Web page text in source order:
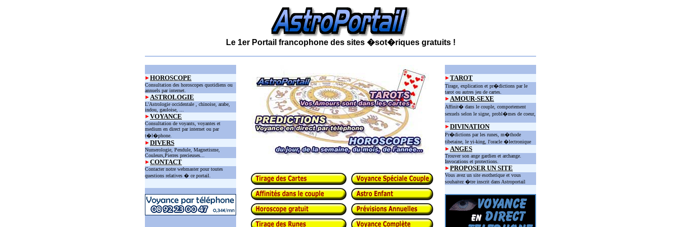
Le 1er Portail francophone des sites �sot�riques gratuits !
HOROSCOPE
Consultation des horoscopes quotidiens ou
annuels par internet.
ASTROLOGIE
L'Astrologie occidentale , chinoise, arabe,
indou, gauloise, ...
VOYANCE
Consultation de voyants, voyantes et
medium en direct par internet ou par
t�l�phone.
DIVERS
Numerologie, Pendule, Magnetisme,
Couleurs,Pierres precieuses...
CONTACT
Contacter notre webmaster pour toutes
questions relatives � ce portail.
TAROT
Tirage, explication et pr�dictions par le
tarot ou autres jeu de cartes.
AMOUR-SEXE
Affinit� dans le couple, comportement
sexuels selon le signe, probl�mes de coeur,
DIVINATION
Pr�dictions par les runes, m�thode
tibetaine, le yi-king, l'oracle �lectronique
ANGES
Trouver son ange gardien et archange.
Invocations et protections.
PROPOSER UN SITE
Vous avez un site esotherique et vous
souhaitez �tre inscrit dans Astroportail